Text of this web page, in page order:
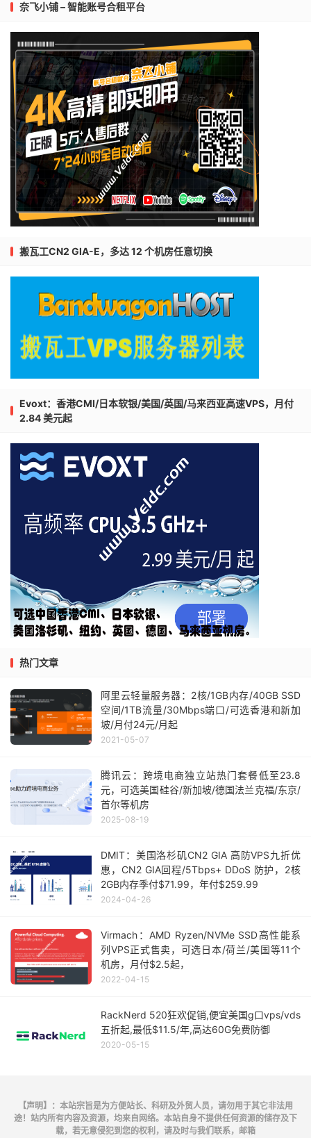
奈飞小铺 – 智能账号合租平台
搬瓦工CN2 GIA-E，多达 12 个机房任意切换
Evoxt：香港CMI/日本软银/美国/英国/马来西亚高速VPS，月付
2.84 美元起
热门文章
阿里云轻量服务器：2核/1GB内存/40GB SSD
空间/1TB流量/30Mbps端口/可选香港和新加
坡/月付24元/月起
2021-05-07
腾讯云：跨境电商独立站热门套餐低至23.8
元，可选美国硅谷/新加坡/德国法兰克福/东京/
首尔等机房
2025-08-19
DMIT：美国洛杉矶CN2 GIA 高防VPS九折优
惠，CN2 GIA回程/5Tbps+ DDoS 防护，2核
2GB内存季付$71.99，年付$259.99
2024-04-26
Virmach：AMD Ryzen/NVMe SSD高性能系
列VPS正式售卖，可选日本/荷兰/美国等11个
机房，月付$2.5起，
2022-04-15
RackNerd 520狂欢促销,便宜美国g口vps/vds
五折起,最低$11.5/年,高达60G免费防御
2020-05-15
【声明】：本站宗旨是为方便站长、科研及外贸人员，请勿用于其它非法用
途！站内所有内容及资源，均来自网络。本站自身不提供任何资源的储存及下
载，若无意侵犯到您的权利，请及时与我们联系，邮箱